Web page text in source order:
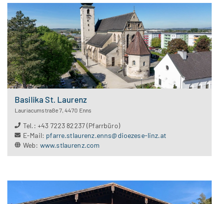
Basilika St. Laurenz
Lauriacumstraße 7, 4470 Enns
Tel.: +43 7223 82237 (Pfarrbüro)
E-Mail: pfarre.stlaurenz.enns@dioezese-linz.at
Web: www.stlaurenz.com